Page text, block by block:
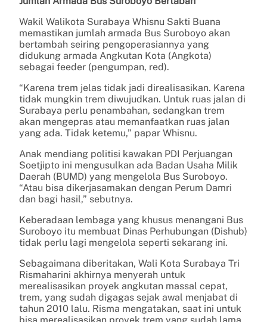
Wakil Walikota Surabaya Whisnu Sakti Buana
memastikan jumlah armada Bus Suroboyo akan
bertambah seiring pengoperasiannya yang
didukung armada Angkutan Kota (Angkota)
sebagai feeder (pengumpan, red).
“Karena trem jelas tidak jadi direalisasikan. Karena
tidak mungkin trem diwujudkan. Untuk ruas jalan di
Surabaya perlu penambahan, sedangkan trem
akan mengepras atau memanfaatkan ruas jalan
yang ada. Tidak ketemu,” papar Whisnu.
Anak mendiang politisi kawakan PDI Perjuangan
Soetjipto ini mengusulkan ada Badan Usaha Milik
Daerah (BUMD) yang mengelola Bus Suroboyo.
“Atau bisa dikerjasamakan dengan Perum Damri
dan bagi hasil,” sebutnya.
Keberadaan lembaga yang khusus menangani Bus
Suroboyo itu membuat Dinas Perhubungan (Dishub)
tidak perlu lagi mengelola seperti sekarang ini.
Sebagaimana diberitakan, Wali Kota Surabaya Tri
Rismaharini akhirnya menyerah untuk
merealisasikan proyek angkutan massal cepat,
trem, yang sudah digagas sejak awal menjabat di
tahun 2010 lalu. Risma mengatakan, saat ini untuk
bisa merealisasikan proyek trem yang sudah lama